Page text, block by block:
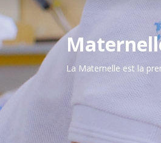
La Maternelle est la